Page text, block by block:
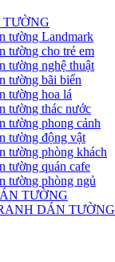
tường Landmark
tường cho trẻ em
tường nghệ thuật
tường bãi biển
tường hoa lá
tường thác nước
tường phong cảnh
tường động vật
tường phòng khách
tường quán cafe
tường phòng ngủ
TƯỜNG
DÁN TƯỜNG